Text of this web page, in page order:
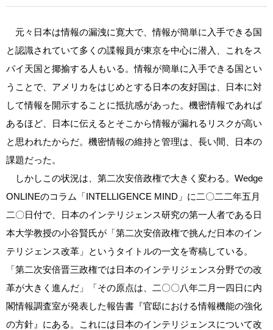
元々日本は情報の漏洩に寛大で、情報が簡単に入手できる国
と認識されていて多くの諜報員が東京を中心に潜入、これをス
パイ天国と揶揄する人もいる。情報が簡単に入手できる国とい
うことで、アメリカをはじめとする日本の友好国は、日本に対
して情報を開示することに抵抗感があった。機密情報であれば
あるほど、日本に伝えるとそこから情報が漏れるリスクが高い
と思われたからだ。機密情報の維持と管理は、長い間、日本の
課題だった。
しかしこの状況は、第二次安倍政権で大きく変わる。Wedge
ONLINEのコラム「INTELLIGENCE MIND」に二〇二二年五月
二〇日付で、日本のインテリジェンス研究の第一人者である日
本大学教授の小谷賢氏が「第二次安倍政権で挑んだ日本のイン
テリジェンス改革」というタイトルの一文を寄稿している。
「第二次安倍晋三政権では日本のインテリジェンス分野での改
革が大きく進んだ」「その原点は、二〇〇八年二月一四日に内
閣情報調査室が発表した報告書『官邸における情報機能の強化
の方針』にある。これには日本のインテリジェンスについて改